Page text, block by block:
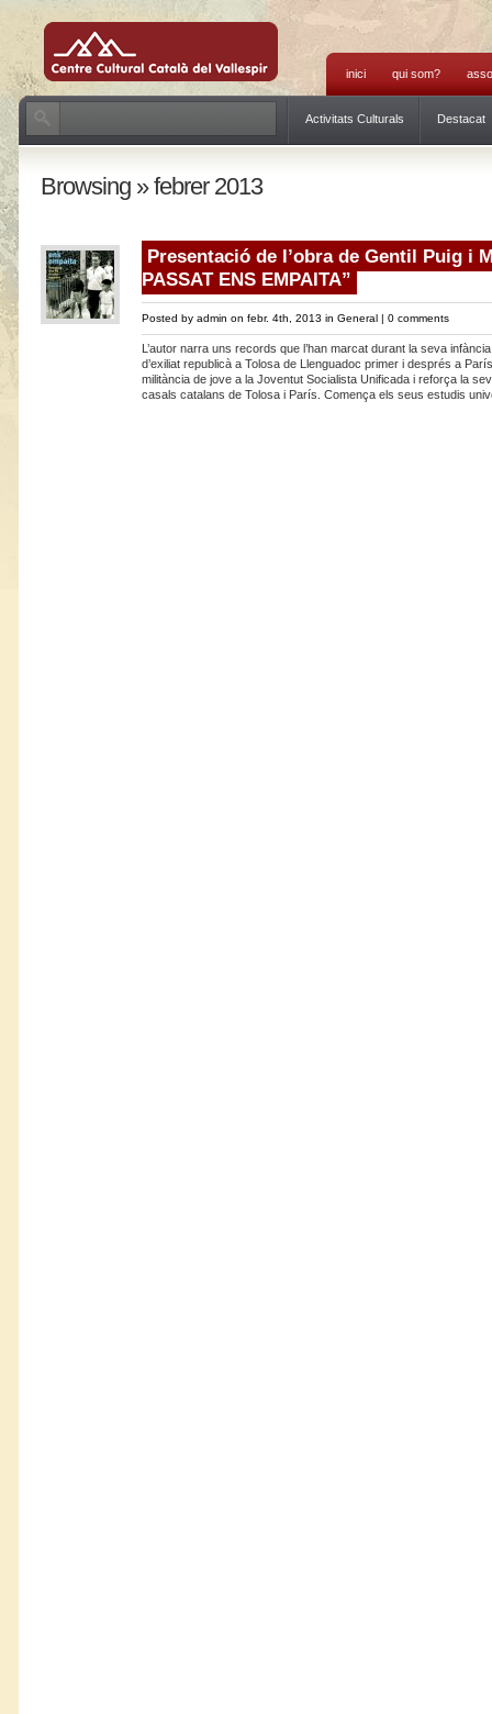
inici qui som?
Activitats Culturals Destacat
Browsing » febrer 2013
Presentació de l’obra de Gentil Puig i
PASSAT ENS EMPAITA”
Posted by admin on febr. 4th, 2013 in General | 0 comments
L’autor narra uns records que l’han marcat durant la seva
d’exiliat republicà a Tolosa de Llenguadoc primer i després a
militància de jove a la Joventut Socialista Unificada i reforça la
casals catalans de Tolosa i París. Comença els seus estudis